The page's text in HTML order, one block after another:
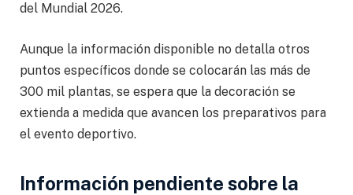
del Mundial 2026.
Aunque la información disponible no detalla otros
puntos específicos donde se colocarán las más de
300 mil plantas, se espera que la decoración se
extienda a medida que avancen los preparativos para
el evento deportivo.
Información pendiente sobre la